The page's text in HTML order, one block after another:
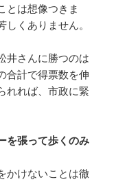
とは想像つきま
くありません。
井さんに勝つのは
合計で得票数を伸
れれば、市政に緊
を張って歩くのみ
かけないことは徹